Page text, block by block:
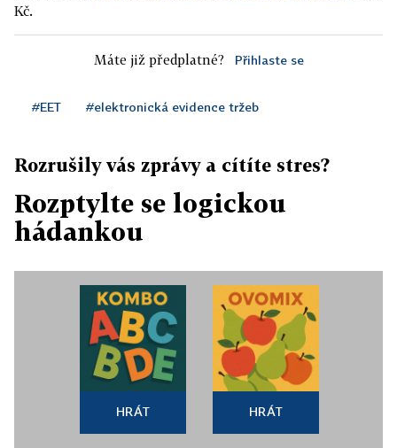
Kč.
Máte již předplatné? Přihlaste se
#EET #elektronická evidence tržeb
Rozrušily vás zprávy a cítíte stres?
Rozptylte se logickou
hádankou
HRÁT HRÁT